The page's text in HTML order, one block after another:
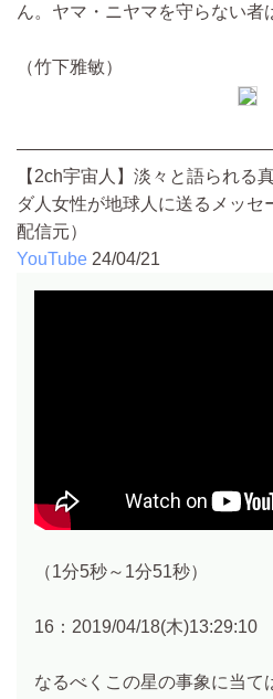
ん。ヤマ・ニヤマを守らない者
（竹下雅敏）
【2ch宇宙人】淡々と語られる
ダ人女性が地球人に送るメッセ
配信元）
YouTube 24/04/21
（1分5秒～1分51秒）
16：2019/04/18(木)13:29:10
なるべくこの星の事象に当て